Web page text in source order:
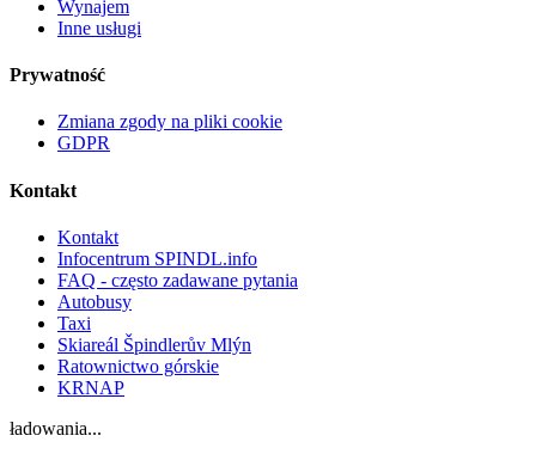
Wynajem
Inne usługi
Prywatność
Zmiana zgody na pliki cookie
GDPR
Kontakt
Kontakt
Infocentrum SPINDL.info
FAQ - często zadawane pytania
Autobusy
Taxi
Skiareál Špindlerův Mlýn
Ratownictwo górskie
KRNAP
ładowania...